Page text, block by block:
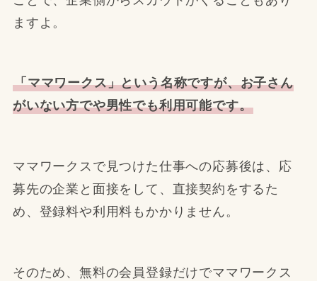
ますよ。
「ママワークス」という名称ですが、お子さん
がいない方でや男性でも利用可能です。
ママワークスで見つけた仕事への応募後は、応
募先の企業と面接をして、直接契約をするた
め、登録料や利用料もかかりません。
そのため、無料の会員登録だけでママワークス